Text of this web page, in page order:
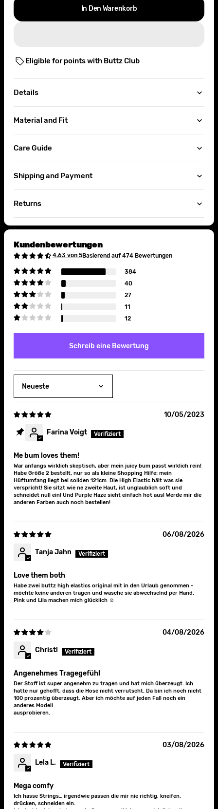
Details
Material and Fit
Care Guide
Shipping and Payment
Returns
In Den Warenkorb
Eligible for points with Buttz Club
Kundenbewertungen
4.63 von 5Basierend auf 474 Bewertungen
384
40
27
11
12
Schreib eine Bewertung
Sort by
10/05/2023
Farina Voigt
Me bum loves them!
War anfangs wirklich skeptisch, aber mein juicy bum passt wirklich rein!
Habe Größe 2 bestellt, nur so als kleine Shopping Hilfe: mein
Hüftumfang liegt bei soliden 121cm. Die High Elastic hält was sie
verspricht! Sie sitzt wie ne zweite Haut, ist unglaublich soft und
schneidet null ein! Und Purple Haze sieht einfach hot aus! Werde mir die
anderen Farben auch noch bestellen!
06/08/2026
Tanja Jahn
Love them both
Habe zwei buttz high elastics original mit in den Urlaub genommen -
möchte keine anderen tragen und wasche sie abwechselnd per Hand.
Pink und Lila machen mich glücklich ☺️
04/08/2026
Christl
Angenehmes Tragegefühl
Der Stoff ist super angenehm zu tragen und hat mich überzeugt. Ich
hatte nur gehofft, dass die Hose nicht verrutscht. Da bin ich noch nicht
100 prozentig überzeugt. Aber ich möchte auf jeden Fall noch ein
anderes Modell
ausprobieren.
03/08/2026
Lela L.
Mega comfy
Ich hasse Strings… irgendwie passen die mir nie richtig, kneifen,
drücken, schneiden ein.
Dein Hintern hat ein